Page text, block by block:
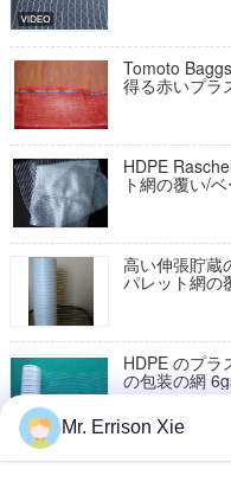
Tomoto
得る赤いプラ
HDPE
ト網の覆い/
高い伸張貯蔵
パレット網の
HDPE のプラ
の包装の網
Raschel は農
Mr. Errison Xie